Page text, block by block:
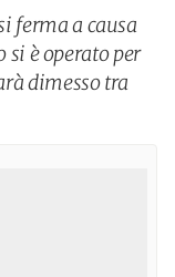
ferma a causa
è operato per
dimesso tra